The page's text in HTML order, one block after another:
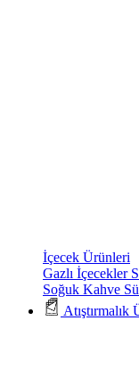
İçecek Ürünleri
Gazlı İçecekler
Soğuk Kahve
Atıştırmalık